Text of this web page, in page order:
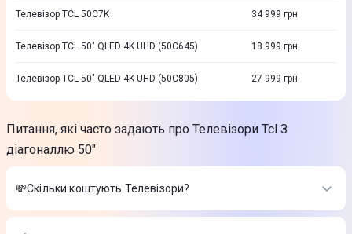
Телевізор TCL 50C7K 34 999 грн
Телевізор TCL 50" QLED 4K UHD (50C645) 18 999 грн
Телевізор TCL 50" QLED 4K UHD (50С805) 27 999 грн
Питання, які часто задають про Телевізори Tcl З
діагоналлю 50"
💸Скільки коштують Телевізори?
Вартість товарів в категорії Телевізори в інтернет-магазині